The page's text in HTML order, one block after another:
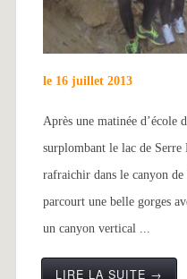
le 16 juillet 2013
Après une matinée d’école
surplombant le lac de Serre
rafraichir dans le canyon de
parcourt une belle gorges
un canyon vertical ...
LIRE LA SUITE →